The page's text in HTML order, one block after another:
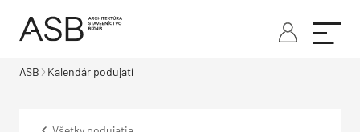
ASB Kalendár podujatí